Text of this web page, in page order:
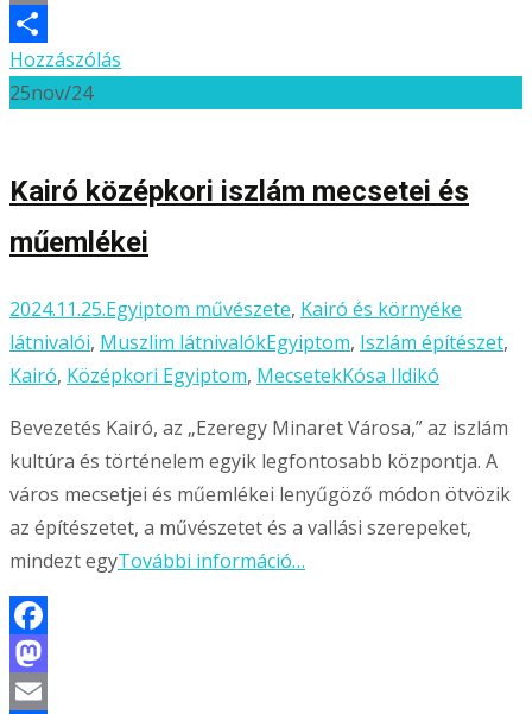
Email
Ossza
meg
Hozzászólás
25nov/24
Kairó középkori iszlám mecsetei és
műemlékei
2024.11.25.Egyiptom művészete, Kairó és környéke
látnivalói, Muszlim látnivalókEgyiptom, Iszlám építészet,
Kairó, Középkori Egyiptom, MecsetekKósa Ildikó
Bevezetés Kairó, az „Ezeregy Minaret Városa,” az iszlám
kultúra és történelem egyik legfontosabb központja. A
város mecsetjei és műemlékei lenyűgöző módon ötvözik
az építészetet, a művészetet és a vallási szerepeket,
mindezt egyTovábbi információ…
Facebook
Mastodon